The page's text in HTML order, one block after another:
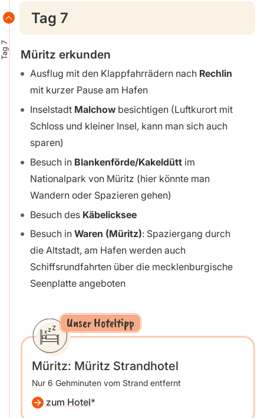
Tag 7
Tag 7
Müritz erkunden
Ausflug mit den Klappfahrrädern nach Rechlin
mit kurzer Pause am Hafen
Inselstadt Malchowbesichtigen (Luftkurort mit
Schloss und kleiner Insel, kann man sich auch
sparen)
Besuch in Blankenförde/Kakeldüttim
Nationalpark von Müritz (hier könnte man
Wandern oder Spazieren gehen)
Besuch des Käbelicksee
Besuch in Waren (Müritz): Spaziergang durch
die Altstadt, am Hafen werden auch
Schiffsrundfahrten über die mecklenburgische
Seenplatte angeboten
Unser Hoteltipp
Müritz: Müritz Strandhotel
Nur 6 Gehminuten vom Strand entfernt
zum Hotel